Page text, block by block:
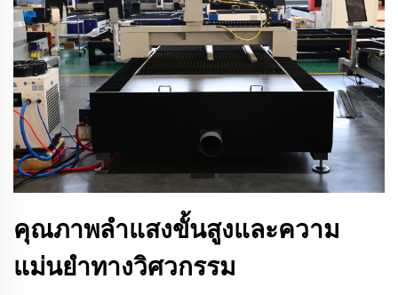
คุณภาพลำแสงขั้นสูงและความ
แม่นยำทางวิศวกรรม